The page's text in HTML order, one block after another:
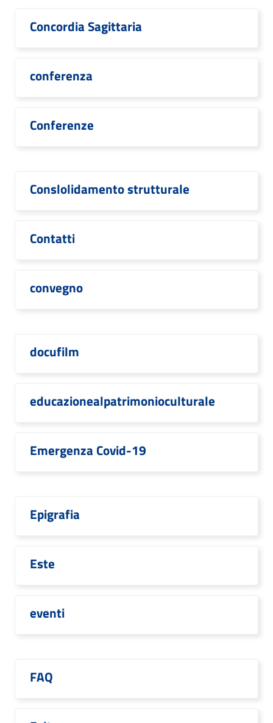
Concordia Sagittaria
conferenza
Conferenze
Conslolidamento strutturale
Contatti
convegno
docufilm
educazionealpatrimonioculturale
Emergenza Covid-19
Epigrafia
Este
eventi
FAQ